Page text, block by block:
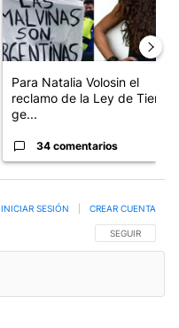
Para Natalia Volosin el
reclamo de la Ley de Tierras
ge...
34 comentarios
SIGA ESTA
SEGUIR
INICIAR SESIÓN CREAR CUENTA